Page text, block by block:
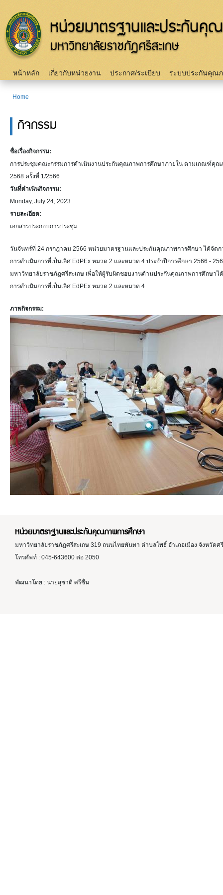
Main menu
หน้าหลัก เกี่ยวกับหน่วยงาน ประกาศ/ระเบียบ ระบบประกันคุณ
Home
กิจกรรม
ชื่อเรื่องกิจกรรม:
การประชุมคณะกรรมการดำเนินงานประกันคุณภาพการศึกษาภายใน ตามเกณฑ์คุณ
2568 ครั้งที่ 1/2566
วันที่ดำเนินกิจกรรม:
Monday, July 24, 2023
รายละเอียด:
เอกสารประกอบการประชุม
วันจันทร์ที่ 24 กรกฎาคม 2566 หน่วยมาตรฐานและประกันคุณภาพการศึกษา ได้จั
การดำเนินการที่เป็นเลิศ EdPEx หมวด 2 และหมวด 4 ประจำปีการศึกษา 2566 -
มหาวิทยาลัยราชภัฏศรีสะเกษ เพื่อให้ผู้รับผิดชอบงานด้านประกันคุณภาพการศึกษ
การดำเนินการที่เป็นเลิศ EdPEx หมวด 2 และหมวด 4
ภาพกิจกรรม:
หน่วยมาตราฐานและประกันคุณภาพการศึกษา
มหาวิทยาลัยราชภัฎศรีสะเกษ 319 ถนนไทยพันทา ตำบลโพธิ์ อำเภอเมือง จังหวัดศ
โทรศัพท์ : 045-643600 ต่อ 2050
พัฒนาโดย : นายสุชาติ ศรีชื่น